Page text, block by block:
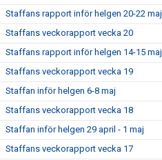
Staffans rapport inför helgen 20-22 maj
Staffans veckorapport vecka 20
Staffans rapport inför helgen 14-15 maj
Staffans veckorapport vecka 19
Staffan inför helgen 6-8 maj
Staffans veckorapport vecka 18
Staffan inför helgen 29 april - 1 maj
Staffans veckorapport vecka 17